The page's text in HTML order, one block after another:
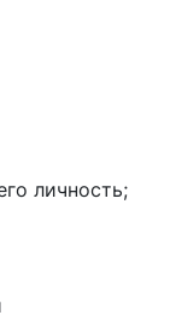
личность;